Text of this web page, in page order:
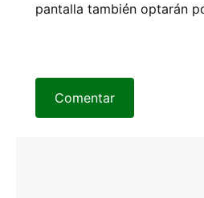
pantalla también optarán
Comentar